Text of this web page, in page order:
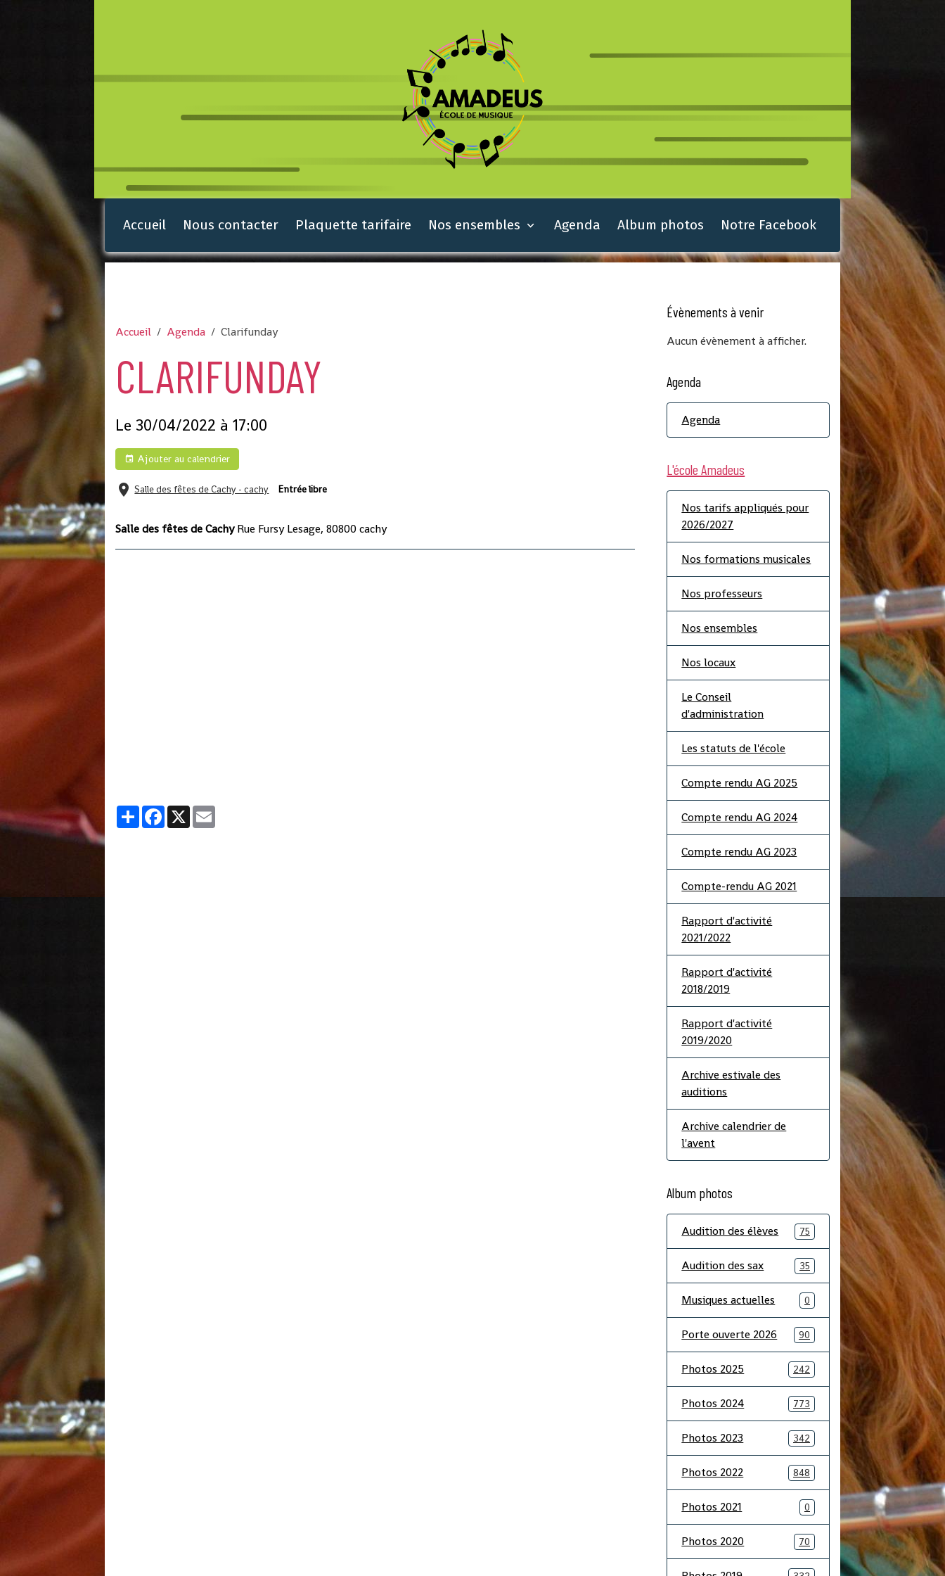
Accueil Nous contacter Plaquette tarifaire Nos ensembles Agenda Album photos Notre Facebook
Accueil Agenda Clarifunday
CLARIFUNDAY
Le 30/04/2022 à 17:00
Ajouter au calendrier
Salle des fêtes de Cachy - cachy Entrée libre
Salle des fêtes de CachyRue Fursy Lesage, 80800 cachy
PartagerFacebook
X
Évènements à venir
Aucun évènement à afficher.
Agenda
Agenda
L'école Amadeus
Nos tarifs appliqués pour
2026/2027
Nos formations musicales
Nos professeurs
Nos ensembles
Nos locaux
Le Conseil
d'administration
Les statuts de l'école
Compte rendu AG 2025
Compte rendu AG 2024
Compte rendu AG 2023
Compte-rendu AG 2021
Rapport d'activité
2021/2022
Rapport d'activité
2018/2019
Rapport d'activité
2019/2020
Archive estivale des
auditions
Archive calendrier de
l'avent
Album photos
Audition des élèves 75
Audition des sax 35
Musiques actuelles 0
Porte ouverte 2026 90
Photos 2025 242
Photos 2024 773
Photos 2023 342
Photos 2022 848
Photos 2021 0
Photos 2020 70